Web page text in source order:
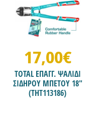
17,00€
TOTAL ΕΠΑΓΓ. ΨΑΛΙΔΙ
ΣΙΔΗΡΟΥ ΜΠΕΤΟΥ 18"
(THT113186)